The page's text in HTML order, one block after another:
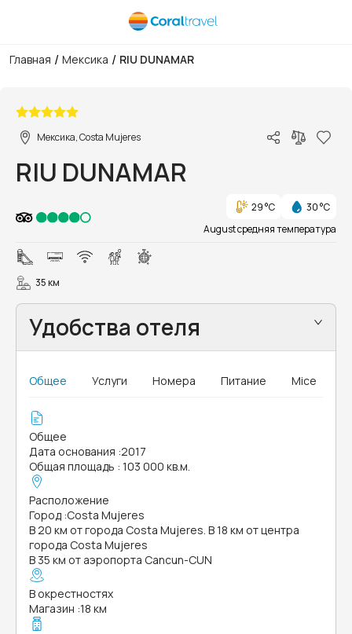
Главная / Мексика / RIU DUNAMAR
Мексика, Costa Mujeres
RIU DUNAMAR
29 °C
30 °C
August средняя температура
35 км
Удобства отеля
Общее Услуги Номера Питание Mice
Общее
Дата основания :2017
Общая площадь : 103 000 кв.м.
Расположение
Город :Costa Mujeres
В 20 км от города Costa Mujeres. В 18 км от центра
города Costa Mujeres
В 35 км от аэропорта Cancun-CUN
В окрестностях
Магазин :18 км